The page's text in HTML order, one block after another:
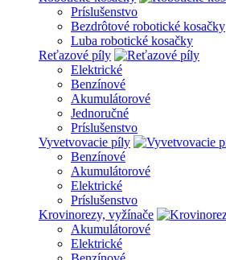
Príslušenstvo
Bezdrôtové robotické kosačky
Luba robotické kosačky
Reťazové píly
Elektrické
Benzínové
Akumulátorové
Jednoručné
Príslušenstvo
Vyvetvovacie píly
Benzínové
Akumulátorové
Elektrické
Príslušenstvo
Krovinorezy, vyžínače
Akumulátorové
Elektrické